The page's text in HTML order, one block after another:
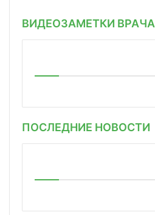
ВИДЕОЗАМЕТКИ ВРАЧА
ПОСЛЕДНИЕ НОВОСТИ